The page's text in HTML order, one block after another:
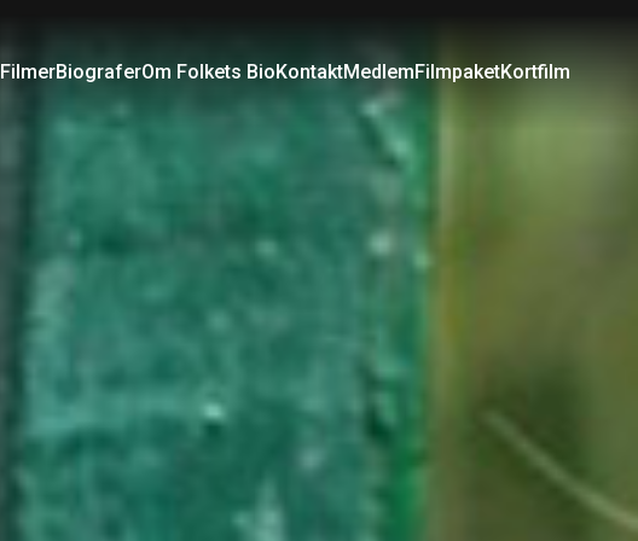
FilmerBiograferOm Folkets BioKontaktMedlemFilmpaketKortfilm